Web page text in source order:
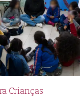
Crianças